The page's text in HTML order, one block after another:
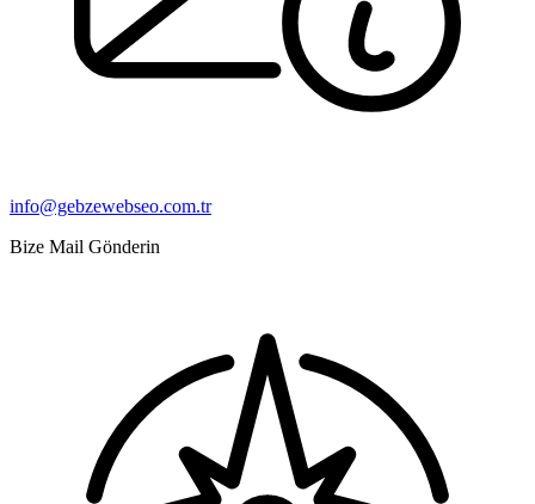
info@gebzewebseo.com.tr
Bize Mail Gönderin